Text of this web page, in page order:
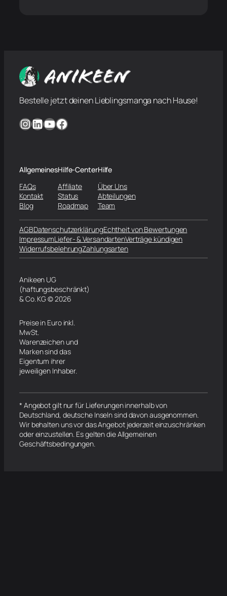
Bestelle jetzt deinen Lieblingsmanga nach Hause!
InstagramLinkedIn YouTube Facebook
Allgemeines
FAQs
Kontakt
Blog
Hilfe-Center
Affiliate
Status
Roadmap
Hilfe
Über Uns
Abteilungen
Team
AGBDatenschutzerklärungEchtheit von Bewertungen
ImpressumLiefer- & VersandartenVerträge kündigen
WiderrufsbelehrungZahlungsarten
Anikeen UG
(haftungsbeschränkt)
& Co. KG © 2026
Preise in Euro inkl.
MwSt.
Warenzeichen und
Marken sind das
Eigentum ihrer
jeweiligen Inhaber.
* Angebot gilt nur für Lieferungen innerhalb von
Deutschland, deutsche Inseln sind davon ausgenommen.
Wir behalten uns vor das Angebot jederzeit einzuschränken
oder einzustellen. Es gelten die Allgemeinen
Geschäftsbedingungen.